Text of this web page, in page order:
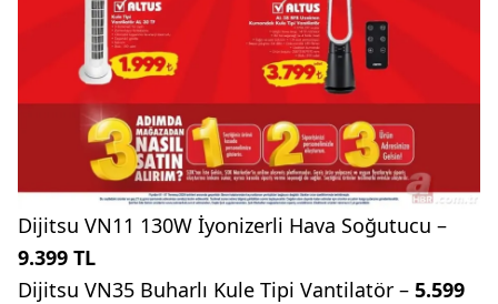
Dijitsu VN11 130W İyonizerli Hava Soğutucu –
9.399 TL
Dijitsu VN35 Buharlı Kule Tipi Vantilatör – 5.599